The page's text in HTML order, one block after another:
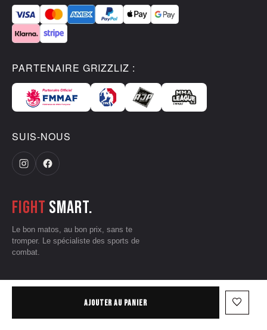
AJOUTER AU PANIER favorite_border
PARTENAIRE GRIZZLIZ :
SUIS-NOUS
Fight smart.
Le bon matos, au bon prix, sans te
tromper. Le spécialiste des sports de
combat.
Mentions légales•Données personnelles
Conditions d'utilisation